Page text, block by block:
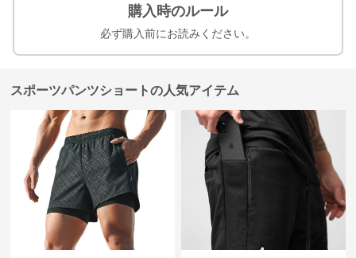
購入時のルール
必ず購入前にお読みください。
スポーツパンツショートの人気アイテム